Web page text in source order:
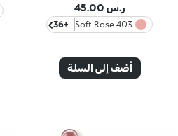
ر.س 45.00
403 Soft Rose
+36
أضف إلى السلة